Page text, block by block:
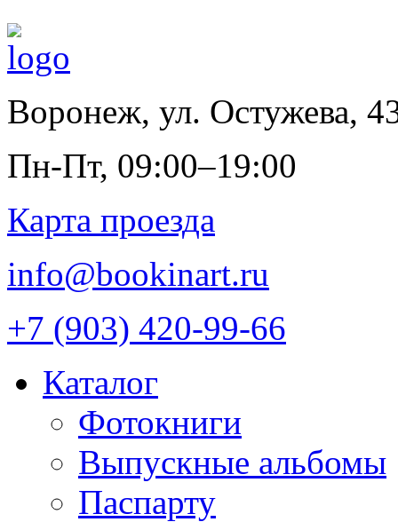
Воронеж, ул. Остужева,
Пн-Пт, 09:00–19:00
Карта проезда
info@bookinart.ru
+7 (903) 420-99-66
Каталог
Фотокниги
Выпускные альбомы
Паспарту